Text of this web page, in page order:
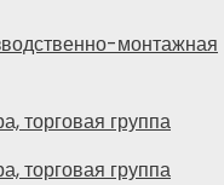
монтажная
торговая группа
торговая группа